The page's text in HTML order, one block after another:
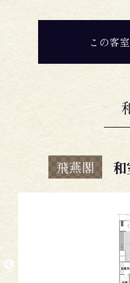
この客
飛燕閣 和